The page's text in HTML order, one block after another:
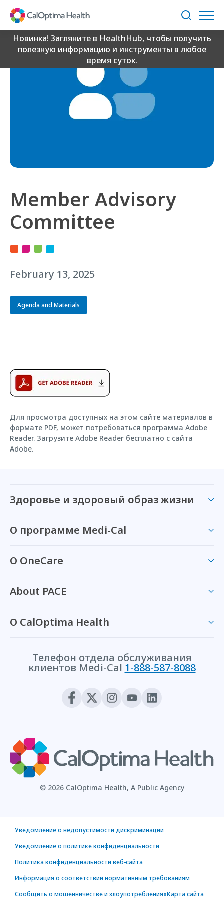
Content
Поиск
Новинка! Загляните в HealthHub, чтобы получить
полезную информацию и инструменты в любое
время суток.
Member Advisory
Committee
February 13, 2025
Agenda and Materials
Для просмотра доступных на этом сайте материалов в
формате PDF, может потребоваться программа Adobe
Reader. Загрузите Adobe Reader бесплатно с сайта
Adobe.
Здоровье и здоровый образ жизни
О программе Medi-Cal
О OneCare
About PACE
О CalOptima Health
Телефон отдела обслуживания
клиентов Medi-Cal 1-888-587-8088
© 2026 CalOptima Health, A Public Agency
Уведомление о недопустимости дискриминации
Уведомление о политике конфиденциальности
Политика конфиденциальности веб-сайта
Информация о соответствии нормативным требованиям
Сообщить о мошенничестве и злоупотребленияхКарта сайта